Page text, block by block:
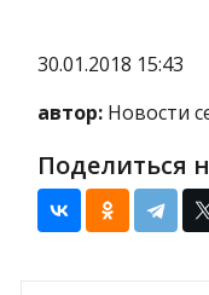
30.01.2018 15:43
автор: Новости
Поделиться